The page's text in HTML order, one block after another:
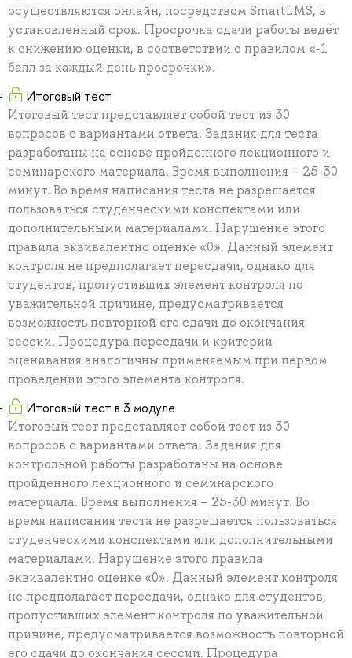
осуществляются онлайн, посредством SmartLMS, в
установленный срок. Просрочка сдачи работы ведёт
к снижению оценки, в соответствии с правилом «-1
балл за каждый день просрочки».
Итоговый тест
Итоговый тест представляет собой тест из 30
вопросов с вариантами ответа. Задания для теста
разработаны на основе пройденного лекционного и
семинарского материала. Время выполнения – 25-30
минут. Во время написания теста не разрешается
пользоваться студенческими конспектами или
дополнительными материалами. Нарушение этого
правила эквивалентно оценке «0». Данный элемент
контроля не предполагает пересдачи, однако для
студентов, пропустивших элемент контроля по
уважительной причине, предусматривается
возможность повторной его сдачи до окончания
сессии. Процедура пересдачи и критерии
оценивания аналогичны применяемым при первом
проведении этого элемента контроля.
Итоговый тест в 3 модуле
Итоговый тест представляет собой тест из 30
вопросов с вариантами ответа. Задания для
контрольной работы разработаны на основе
пройденного лекционного и семинарского
материала. Время выполнения – 25-30 минут. Во
время написания теста не разрешается пользоваться
студенческими конспектами или дополнительными
материалами. Нарушение этого правила
эквивалентно оценке «0». Данный элемент контроля
не предполагает пересдачи, однако для студентов,
пропустивших элемент контроля по уважительной
причине, предусматривается возможность повторной
его сдачи до окончания сессии. Процедура